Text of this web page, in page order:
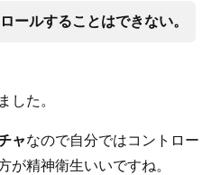
ールすることはできない。
した。
ャなので自分ではコントロー
が精神衛生いいですね。